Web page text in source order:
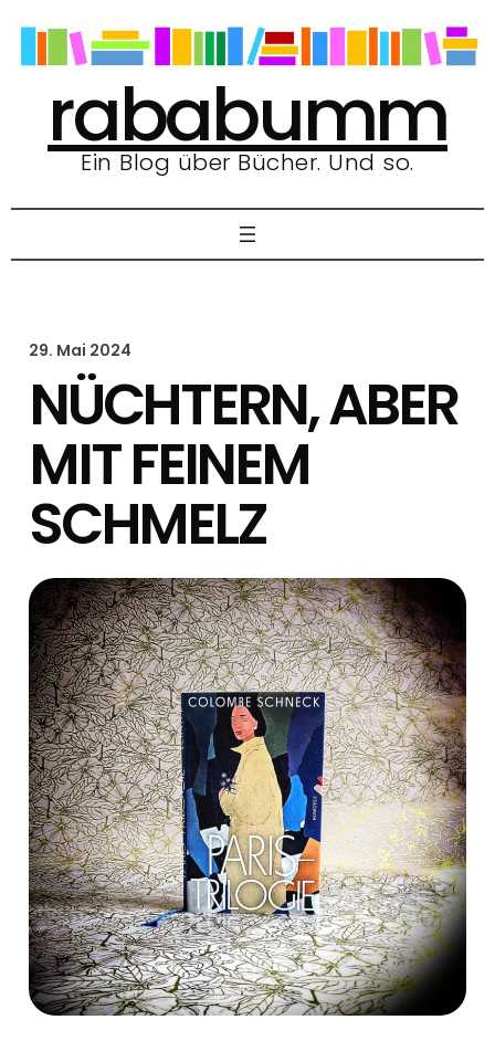
Inhalt
springen
rababumm
Ein Blog über Bücher. Und so.
29. Mai 2024
NÜCHTERN, ABER
MIT FEINEM
SCHMELZ